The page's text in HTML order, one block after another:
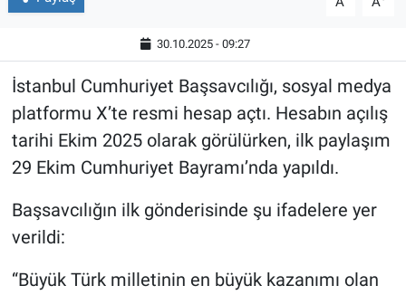
30.10.2025 - 09:27
İstanbul Cumhuriyet Başsavcılığı, sosyal medya
platformu X’te resmi hesap açtı. Hesabın açılış
tarihi Ekim 2025 olarak görülürken, ilk paylaşım
29 Ekim Cumhuriyet Bayramı’nda yapıldı.
Başsavcılığın ilk gönderisinde şu ifadelere yer
verildi:
“Büyük Türk milletinin en büyük kazanımı olan